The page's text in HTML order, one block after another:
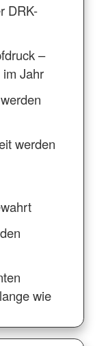
DRK-
–
im Jahr
werden
wie